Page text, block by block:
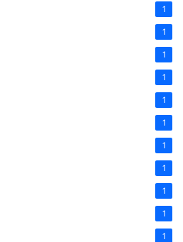
1
1
1
1
1
1
1
1
1
1
1